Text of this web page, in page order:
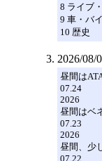
8 ライブ
9 車・バ
10 歴史
2026/08/
昼間は
07.24
2026
昼間はベ
07.23
2026
昼間、少
07.22